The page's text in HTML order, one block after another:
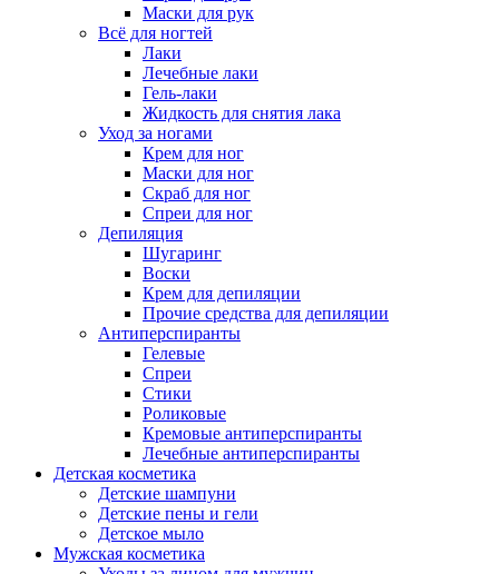
Маски для рук
Всё для ногтей
Лаки
Лечебные лаки
Гель-лаки
Жидкость для снятия лака
Уход за ногами
Крем для ног
Маски для ног
Скраб для ног
Спреи для ног
Депиляция
Шугаринг
Воски
Крем для депиляции
Прочие средства для депиляции
Антиперспиранты
Гелевые
Спреи
Стики
Роликовые
Кремовые антиперспиранты
Лечебные антиперспиранты
Детская косметика
Детские шампуни
Детские пены и гели
Детское мыло
Мужская косметика